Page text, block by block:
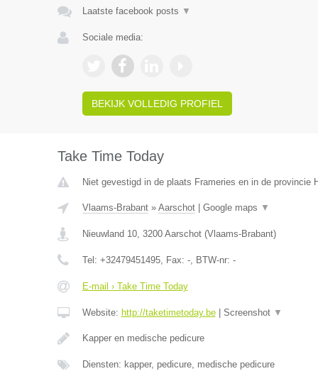
Laatste facebook posts ▼
Sociale media:
BEKIJK VOLLEDIG PROFIEL
Take Time Today
Niet gevestigd in de plaats Frameries en in de provincie
Vlaams-Brabant» Aarschot| Google maps ▼
Nieuwland 10, 3200 Aarschot(Vlaams-Brabant)
Tel: +32479451495, Fax: -, BTW-nr: -
E-mail › Take Time Today
Website: http://taketimetoday.be| Screenshot ▼
Kapper en medische pedicure
Diensten: kapper, pedicure, medische pedicure